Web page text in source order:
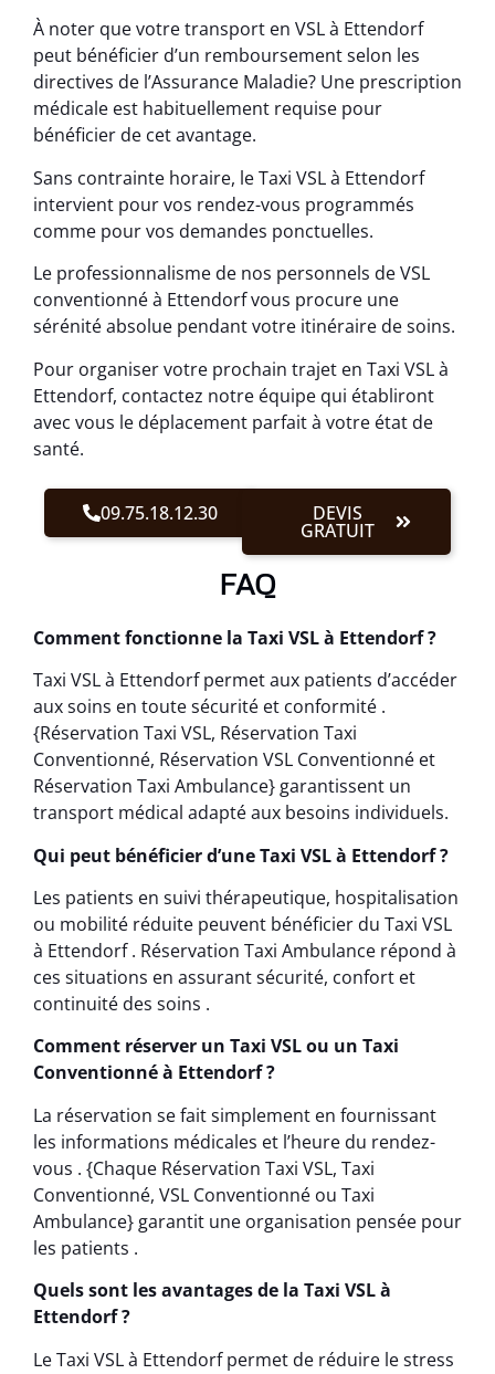
À noter que votre transport en VSL à Ettendorf
peut bénéficier d’un remboursement selon les
directives de l’Assurance Maladie? Une prescription
médicale est habituellement requise pour
bénéficier de cet avantage.
Sans contrainte horaire, le Taxi VSL à Ettendorf
intervient pour vos rendez-vous programmés
comme pour vos demandes ponctuelles.
Le professionnalisme de nos personnels de VSL
conventionné à Ettendorf vous procure une
sérénité absolue pendant votre itinéraire de soins.
Pour organiser votre prochain trajet en Taxi VSL à
Ettendorf, contactez notre équipe qui établiront
avec vous le déplacement parfait à votre état de
santé.
09.75.18.12.30 DEVIS
GRATUIT
FAQ
Comment fonctionne la Taxi VSL à Ettendorf ?
Taxi VSL à Ettendorf permet aux patients d’accéder
aux soins en toute sécurité et conformité .
{Réservation Taxi VSL, Réservation Taxi
Conventionné, Réservation VSL Conventionné et
Réservation Taxi Ambulance} garantissent un
transport médical adapté aux besoins individuels.
Qui peut bénéficier d’une Taxi VSL à Ettendorf ?
Les patients en suivi thérapeutique, hospitalisation
ou mobilité réduite peuvent bénéficier du Taxi VSL
à Ettendorf . Réservation Taxi Ambulance répond à
ces situations en assurant sécurité, confort et
continuité des soins .
Comment réserver un Taxi VSL ou un Taxi
Conventionné à Ettendorf ?
La réservation se fait simplement en fournissant
les informations médicales et l’heure du rendez-
vous . {Chaque Réservation Taxi VSL, Taxi
Conventionné, VSL Conventionné ou Taxi
Ambulance} garantit une organisation pensée pour
les patients .
Quels sont les avantages de la Taxi VSL à
Ettendorf ?
Le Taxi VSL à Ettendorf permet de réduire le stress